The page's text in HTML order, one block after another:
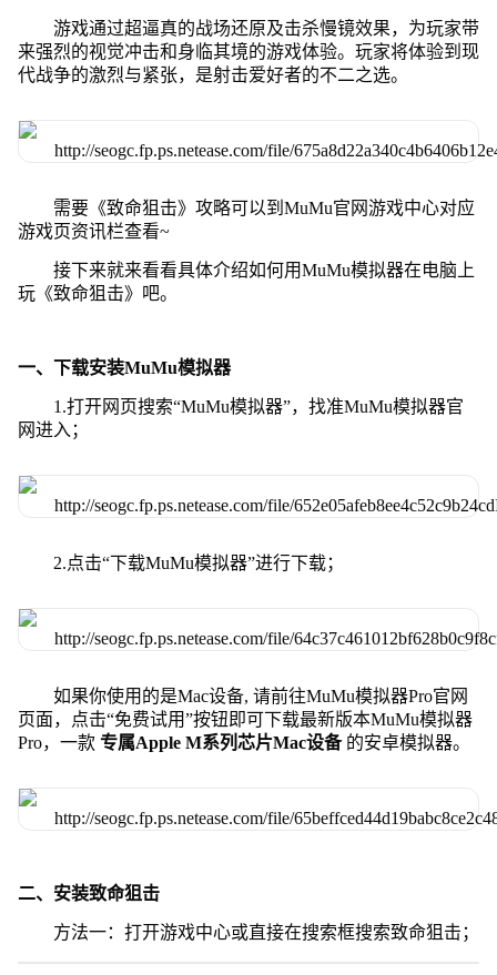
游戏通过超逼真的战场还原及击杀慢镜效果，为玩家带
来强烈的视觉冲击和身临其境的游戏体验。玩家将体验到现
代战争的激烈与紧张，是射击爱好者的不二之选。
需要《致命狙击》攻略可以到MuMu官网游戏中心对应
游戏页资讯栏查看~
接下来就来看看具体介绍如何用MuMu模拟器在电脑上
玩《致命狙击》吧。
一、下载安装MuMu模拟器
1.打开网页搜索“MuMu模拟器”，找准MuMu模拟器官
网进入；
2.点击“下载MuMu模拟器”进行下载；
如果你使用的是Mac设备, 请前往MuMu模拟器Pro官网
页面，点击“免费试用”按钮即可下载最新版本MuMu模拟器
Pro，一款 专属Apple M系列芯片Mac设备 的安卓模拟器。
二、安装致命狙击
方法一：打开游戏中心或直接在搜索框搜索致命狙击；